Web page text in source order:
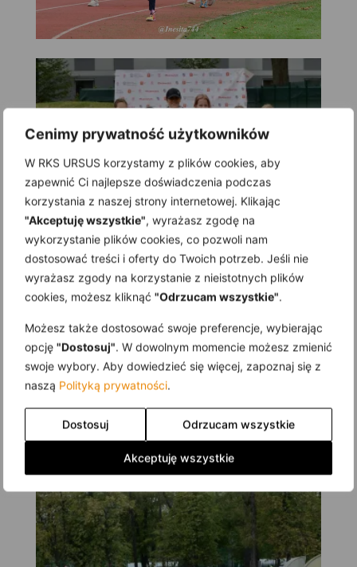
Cenimy prywatność użytkowników
W RKS URSUS korzystamy z plików cookies, aby
zapewnić Ci najlepsze doświadczenia podczas
korzystania z naszej strony internetowej. Klikając
"Akceptuję wszystkie", wyrażasz zgodę na
wykorzystanie plików cookies, co pozwoli nam
dostosować treści i oferty do Twoich potrzeb. Jeśli nie
wyrażasz zgody na korzystanie z nieistotnych plików
cookies, możesz kliknąć "Odrzucam wszystkie".
Możesz także dostosować swoje preferencje, wybierając
opcję "Dostosuj". W dowolnym momencie możesz zmienić
swoje wybory. Aby dowiedzieć się więcej, zapoznaj się z
naszą Polityką prywatności.
Dostosuj Odrzucam wszystkie
Akceptuję wszystkie